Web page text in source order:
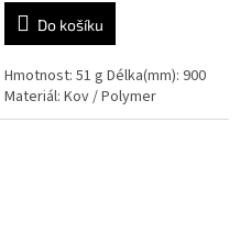
Do košíku
Hmotnost: 51 g Délka(mm): 900
Materiál: Kov / Polymer